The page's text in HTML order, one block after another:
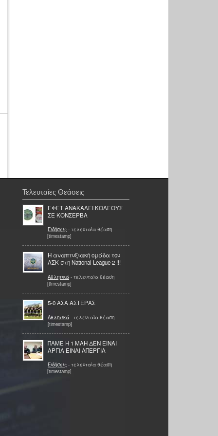
Τελευταίες Θεάσεις
ΕΦΕΤ ΑΝΑΚΑΛΕΙ ΚΟΛΕΟΥΣ
ΣΕ ΚΟΝΣΕΡΒΑ
Ειδήσεις - τελευταία θέαση
[timestamp]
Η αναπτυξιακή ομάδα του
ΑΣΚ στη National League 2 !!!
Αθλητικά - τελευταία θέαση
[timestamp]
5-0 ΑΣΑ ΑΣΤΕΡΑΣ
Αθλητικά - τελευταία θέαση
[timestamp]
ΠΑΜΕ Η 1 ΜΑΗ ΔΕΝ ΕΙΝΑΙ
ΑΡΓΙΑ ΕΙΝΑΙ ΑΠΕΡΓΙΑ
Ειδήσεις - τελευταία θέαση
[timestamp]